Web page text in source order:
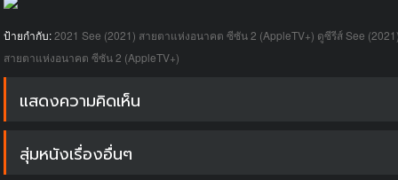
ป้ายกำกับ:2021 See (2021) สายตาแห่งอนาคต ซีซัน 2 (AppleTV+) ดูซีรีส์ See
สายตาแห่งอนาคต ซีซัน 2 (AppleTV+)
แสดงความคิดเห็น
สุ่มหนังเรื่องอื่นๆ